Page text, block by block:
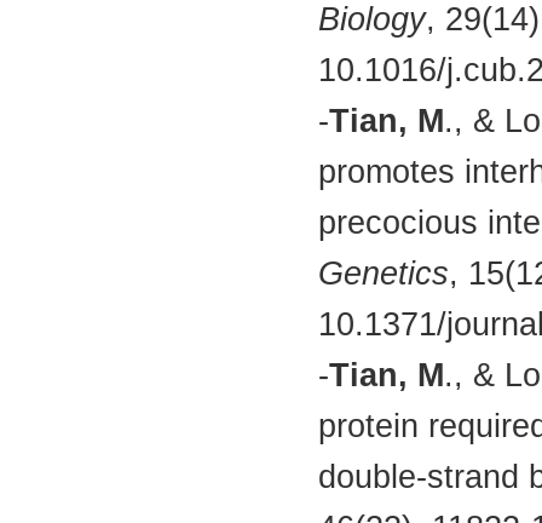
Biology,
10.1016/
-Tian, M., &
promotes
precocious
Genetics,
10.1371/
-Tian, M., &
protein
double-strand